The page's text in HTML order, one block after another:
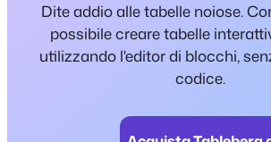
Dite addio alle tabelle noiose.
possibile creare tabelle
utilizzando l'editor di blocchi,
codice.